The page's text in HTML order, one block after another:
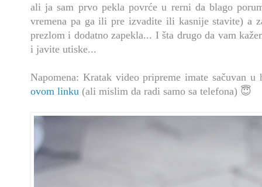
ali ja sam prvo pekla povrće u rerni da blago
vremena pa ga ili pre izvadite ili kasnije stavite) a
prezlom i dodatno zapekla... I šta drugo da vam
i javite utiske...
Napomena: Kratak video pripreme imate sačuvan
ovom linku (ali mislim da radi samo sa telefona) 😇